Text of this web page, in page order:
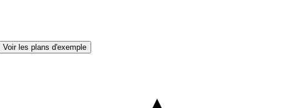
Voir les plans d'exemple